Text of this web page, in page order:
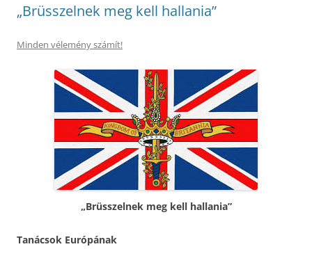
„Brüsszelnek meg kell hallania”
Minden vélemény számít!
„Brüsszelnek meg kell hallania”
Tanácsok Európának